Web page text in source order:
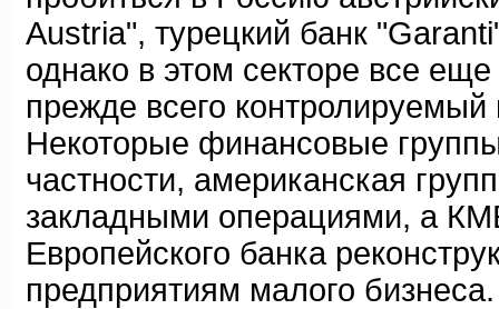
Austria", турецкий банк
однако в этом секторе все
прежде всего
Некоторые финансовые
частности, американская
закладными операциями, а
Европейского банка
предприятиям малого бизнеса.